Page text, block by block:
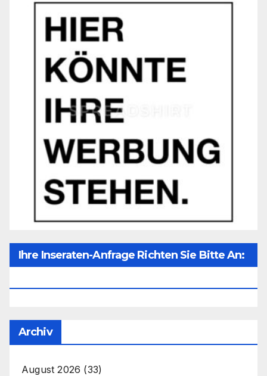
Ihre Inseraten-Anfrage Richten Sie Bitte An:
Archiv
August 2026 (33)